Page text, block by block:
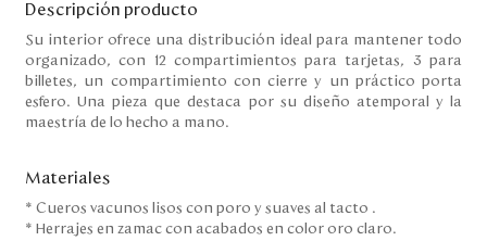
Costa Rica
Panamá
USA
Venezuela
Descripción producto
Su interior ofrece una distribución ideal para mantener todo
organizado, con 12 compartimientos para tarjetas, 3 para
billetes, un compartimiento con cierre y un práctico porta
esfero. Una pieza que destaca por su diseño atemporal y la
maestría de lo hecho a mano.
Materiales
* Cueros vacunos lisos con poro y suaves al tacto .
* Herrajes en zamac con acabados en color oro claro.